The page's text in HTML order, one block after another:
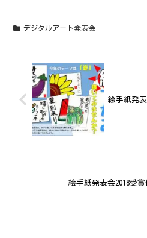
デジタルアート発表会
絵手紙発
絵手紙発表会2018受賞